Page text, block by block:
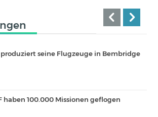
seine Flugzeuge in Bembridge
haben 100.000 Missionen geflogen